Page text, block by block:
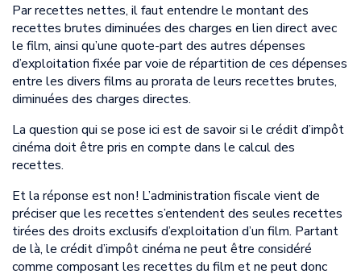
Par recettes nettes, il faut entendre le montant des
recettes brutes diminuées des charges en lien direct avec
le film, ainsi qu’une quote-part des autres dépenses
d’exploitation fixée par voie de répartition de ces dépenses
entre les divers films au prorata de leurs recettes brutes,
diminuées des charges directes.
La question qui se pose ici est de savoir si le crédit d’impôt
cinéma doit être pris en compte dans le calcul des
recettes.
Et la réponse est non ! L’administration fiscale vient de
préciser que les recettes s’entendent des seules recettes
tirées des droits exclusifs d’exploitation d’un film. Partant
de là, le crédit d’impôt cinéma ne peut être considéré
comme composant les recettes du film et ne peut donc